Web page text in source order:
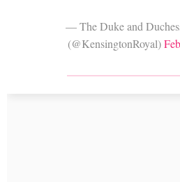
— The Duke and
(@KensingtonRoyal)